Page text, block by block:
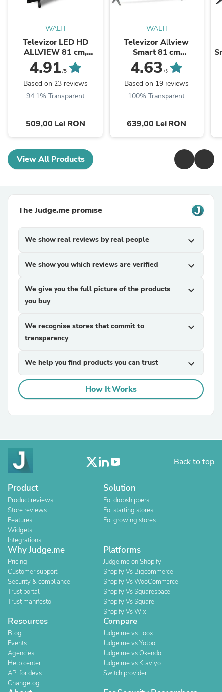
WALTI
Televizor LED HD
ALLVIEW 81 cm,
32ATC6000
4.91 /5
Based on 23 reviews
94.1% Transparent
509,00 Lei RON
WALTI
Televizor Allview
Smart 81 cm
,32iPlay6000-H, HD,
Clasa E
4.63 /5
Based on 19 reviews
100% Transparent
639,00 Lei RON
View All Products
The Judge.me promise
We show real reviews by real people expand_more
We show you which reviews are verified expand_more
We give you the full picture of the products
you buy
expand_more
We recognise stores that commit to
transparency
expand_more
We help you find products you can trust expand_more
How It Works
Back to top
Product
Product reviews
Store reviews
Features
Widgets
Integrations
Solution
For dropshippers
For starting stores
For growing stores
Why Judge.me
Pricing
Customer support
Security & compliance
Trust portal
Trust manifesto
Platforms
Judge.me on Shopify
Shopify Vs Bigcommerce
Shopify Vs WooCommerce
Shopify Vs Squarespace
Shopify Vs Square
Shopify Vs Wix
Resources
Blog
Events
Agencies
Help center
API for devs
Changelog
Compare
Judge.me vs Loox
Judge.me vs Yotpo
Judge.me vs Okendo
Judge.me vs Klaviyo
Switch provider